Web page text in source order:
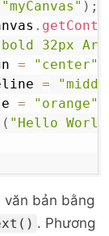
"myCanvas" ) ;
.
32px
= "center"
=
= "orange"
( "Hello
văn bản bằng
. Phương